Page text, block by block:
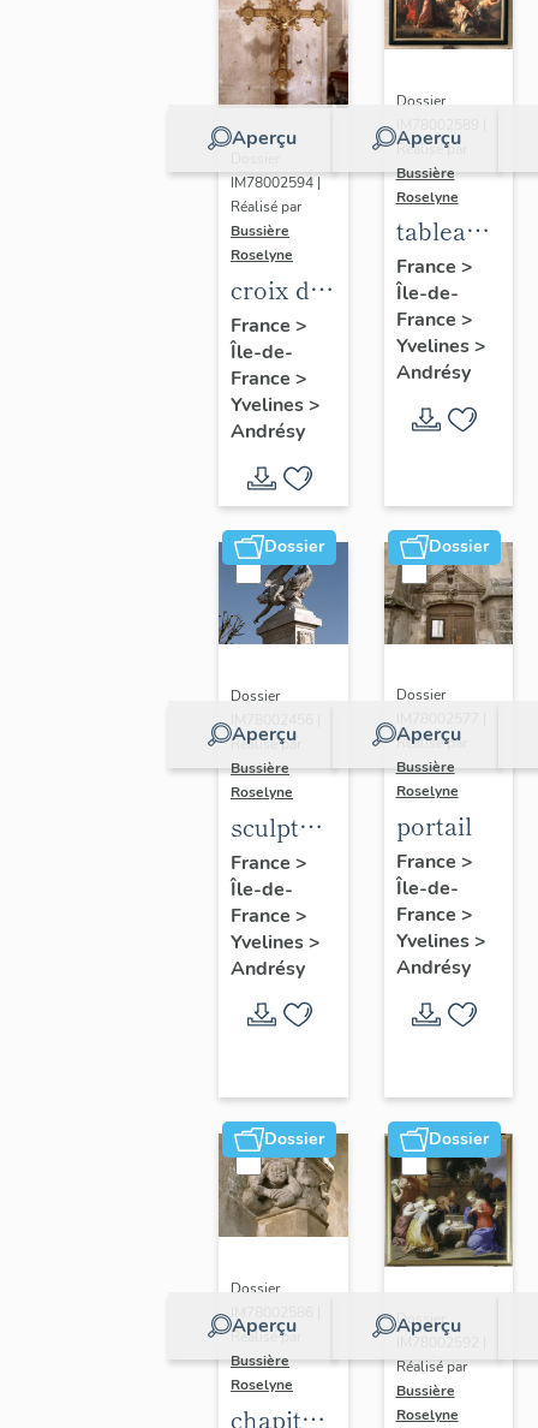
Aperçu
IM78002594 |
Réalisé par
Bussière
Roselyne
croix de
procession
n°2
France >
Île-de-
France >
Yvelines>
Andrésy
Aperçu
Dossier
Réalisé par
Bussière
Roselyne
tableau :
Le
Christ et
la veuve
de Naïm
France >
Île-de-
France >
Yvelines>
Andrésy
Dossier
Aperçu
Dossier
Réalisé par
Bussière
Roselyne
sculpture
: Victoire
jouant
de la
trompette
France >
Île-de-
France >
Yvelines>
Andrésy
Dossier
Aperçu
Dossier
Réalisé par
Bussière
Roselyne
portail
France >
Île-de-
France >
Yvelines>
Andrésy
Dossier
Aperçu
Dossier
Réalisé par
Bussière
Roselyne
chapiteau
Dossier
Aperçu
Dossier
IM78002592 |
Réalisé par
Bussière
Roselyne